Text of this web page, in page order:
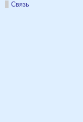
Связь